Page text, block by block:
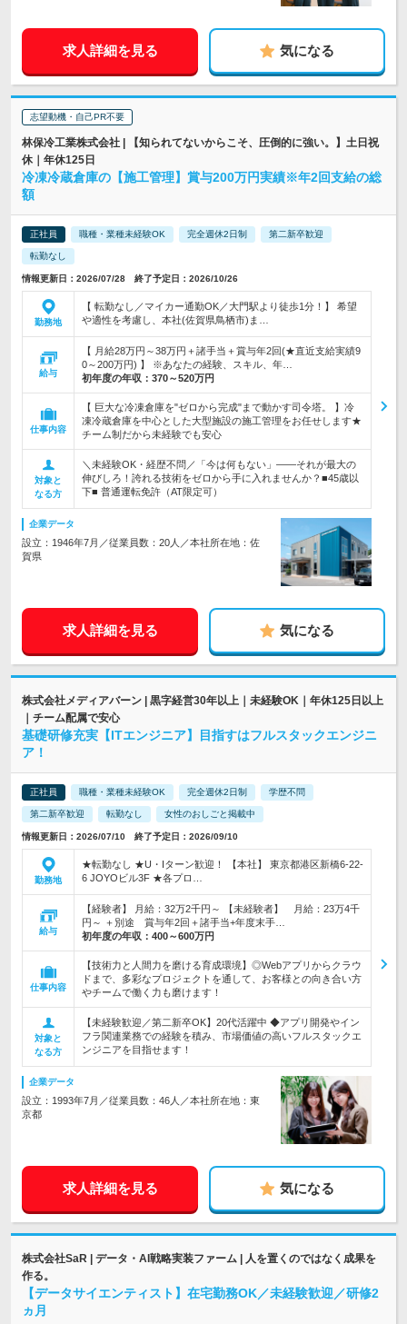
求人詳細を見る 気になる
志望動機・自己PR不要
林保冷工業株式会社 | 【知られてないからこそ、圧倒的に強い。】土日祝
休｜年休125日
冷凍冷蔵倉庫の【施工管理】賞与200万円実績※年2回支給の総
額
正社員 職種・業種未経験OK 完全週休2日制 第二新卒歓迎
転勤なし
情報更新日：2026/07/28 終了予定日：2026/10/26
勤務地
【 転勤なし／マイカー通勤OK／大門駅より徒歩1分！】 希望
や適性を考慮し、本社(佐賀県鳥栖市)ま…
給与
【 月給28万円～38万円＋諸手当＋賞与年2回(★直近支給実績9
0～200万円) 】 ※あなたの経験、スキル、年…
初年度の年収： 370～520万円
仕事内容
【 巨大な冷凍倉庫を"ゼロから完成"まで動かす司令塔。 】冷
凍冷蔵倉庫を中心とした大型施設の施工管理をお任せします★
チーム制だから未経験でも安心
対象と
なる方
＼未経験OK・経歴不問／「今は何もない」――それが最大の
伸びしろ！誇れる技術をゼロから手に入れませんか？■45歳以
下■ 普通運転免許（AT限定可）
企業データ
設立：1946年7月／従業員数：20人／本社所在地：佐
賀県
求人詳細を見る 気になる
株式会社メディアバーン | 黒字経営30年以上｜未経験OK｜年休125日以上
｜チーム配属で安心
基礎研修充実【ITエンジニア】目指すはフルスタックエンジニ
ア！
正社員 職種・業種未経験OK 完全週休2日制 学歴不問
第二新卒歓迎 転勤なし 女性のおしごと掲載中
情報更新日：2026/07/10 終了予定日：2026/09/10
勤務地
★転勤なし ★U・Iターン歓迎！ 【本社】 東京都港区新橋6-22-
6 JOYOビル3F ★各プロ…
給与
【経験者】 月給：32万2千円～ 【未経験者】 月給：23万4千
円～ ＋別途 賞与年2回＋諸手当+年度末手…
初年度の年収： 400～600万円
仕事内容
【技術力と人間力を磨ける育成環境】◎Webアプリからクラウ
ドまで、多彩なプロジェクトを通して、お客様との向き合い方
やチームで働く力も磨けます！
対象と
なる方
【未経験歓迎／第二新卒OK】20代活躍中 ◆アプリ開発やイン
フラ関連業務での経験を積み、市場価値の高いフルスタックエ
ンジニアを目指せます！
企業データ
設立：1993年7月／従業員数：46人／本社所在地：東
京都
求人詳細を見る 気になる
株式会社SaR | データ・AI戦略実装ファーム | 人を置くのではなく成果を
作る。
【データサイエンティスト】在宅勤務OK／未経験歓迎／研修2
ヵ月